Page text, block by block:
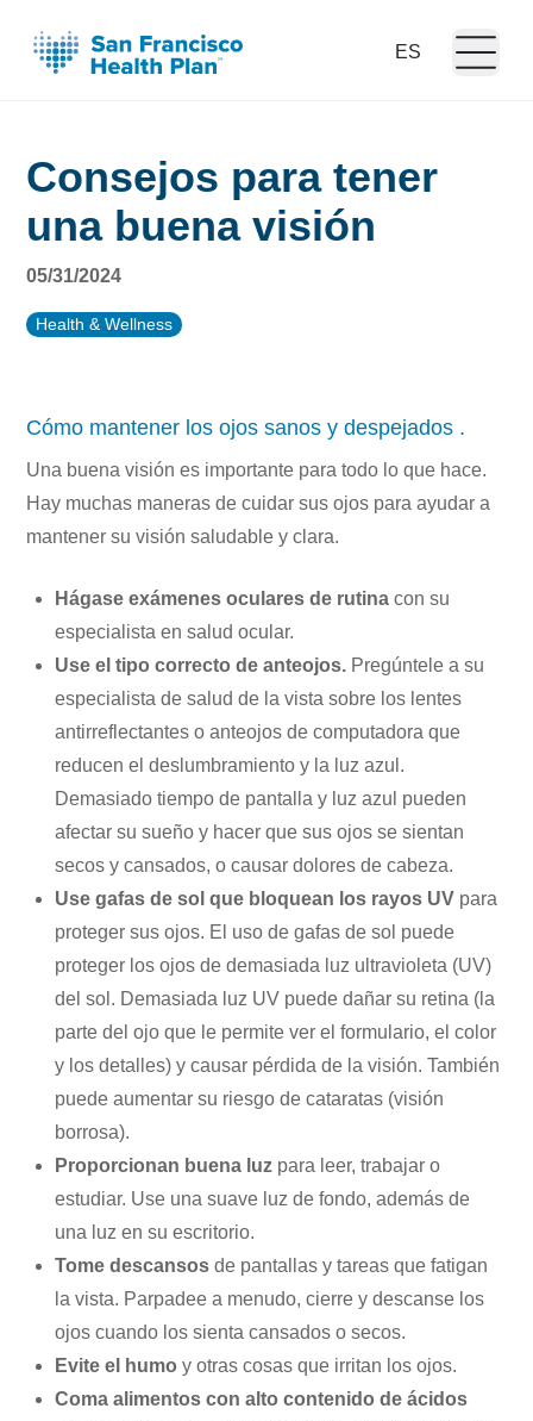
Language:Open
Consejos para tener
una buena visión
05/31/2024
Health & Wellness
Cómo mantener los ojos sanos y despejados .
Una buena visión es importante para todo lo que hace.
Hay muchas maneras de cuidar sus ojos para ayudar a
mantener su visión saludable y clara.
Hágase exámenes oculares de rutina con su
especialista en salud ocular.
Use el tipo correcto de anteojos. Pregúntele a su
especialista de salud de la vista sobre los lentes
antirreflectantes o anteojos de computadora que
reducen el deslumbramiento y la luz azul.
Demasiado tiempo de pantalla y luz azul pueden
afectar su sueño y hacer que sus ojos se sientan
secos y cansados, o causar dolores de cabeza.
Use gafas de sol que bloquean los rayos UV para
proteger sus ojos. El uso de gafas de sol puede
proteger los ojos de demasiada luz ultravioleta (UV)
del sol. Demasiada luz UV puede dañar su retina (la
parte del ojo que le permite ver el formulario, el color
y los detalles) y causar pérdida de la visión. También
puede aumentar su riesgo de cataratas (visión
borrosa).
Proporcionan buena luz para leer, trabajar o
estudiar. Use una suave luz de fondo, además de
una luz en su escritorio.
Tome descansos de pantallas y tareas que fatigan
la vista. Parpadee a menudo, cierre y descanse los
ojos cuando los sienta cansados o secos.
Evite el humo y otras cosas que irritan los ojos.
Coma alimentos con alto contenido de ácidos